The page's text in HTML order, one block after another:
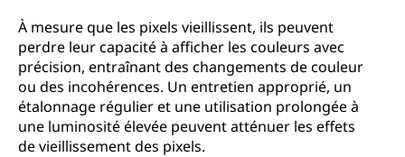
À mesure que les pixels vieillissent, ils peuvent
perdre leur capacité à afficher les couleurs avec
précision, entraînant des changements de couleur
ou des incohérences. Un entretien approprié, un
étalonnage régulier et une utilisation prolongée à
une luminosité élevée peuvent atténuer les effets
de vieillissement des pixels.